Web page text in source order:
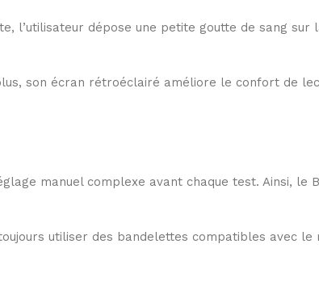
l’utilisateur dépose une petite goutte de sang
son écran rétroéclairé améliore le confort de
manuel complexe avant chaque test. Ainsi, le
utiliser des bandelettes compatibles avec